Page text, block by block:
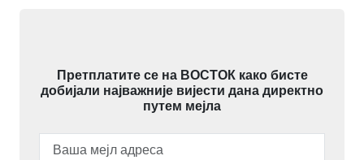
Претплатите се на ВОСТОК како бисте
добијали најважније вијести дана директно
путем мејла